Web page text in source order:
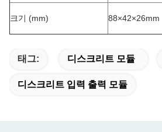
크기 (mm) 88×42×26mm
태그: 디스크리트 모듈
디스크리트 입력 출력 모듈